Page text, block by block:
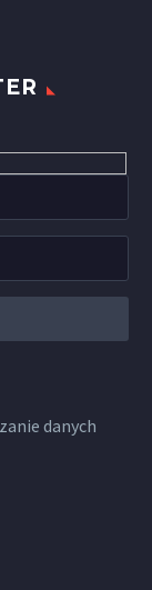
danych